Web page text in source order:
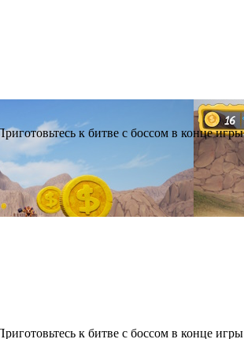
к битве с боссом в конце игры
к битве с боссом в конце игры